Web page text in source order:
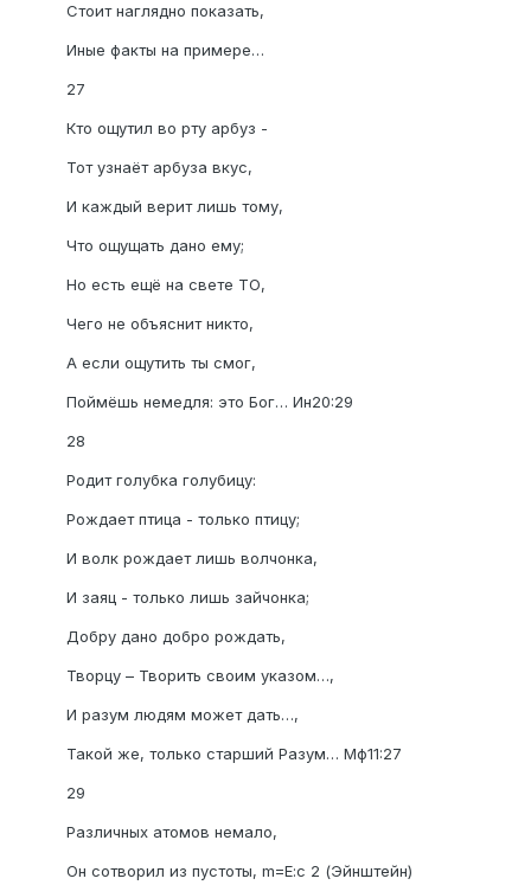
Стоит наглядно показать,
Иные факты на примере…
27
Кто ощутил во рту арбуз -
Тот узнаёт арбуза вкус,
И каждый верит лишь тому,
Что ощущать дано ему;
Но есть ещё на свете ТО,
Чего не объяснит никто,
А если ощутить ты смог,
Поймёшь немедля: это Бог… Ин20:29
28
Родит голубка голубицу:
Рождает птица - только птицу;
И волк рождает лишь волчонка,
И заяц - только лишь зайчонка;
Добру дано добро рождать,
Творцу – Творить своим указом…,
И разум людям может дать…,
Такой же, только старший Разум… Мф11:27
29
Различных атомов немало,
Он сотворил из пустоты, m=E:c 2 (Эйнштейн)